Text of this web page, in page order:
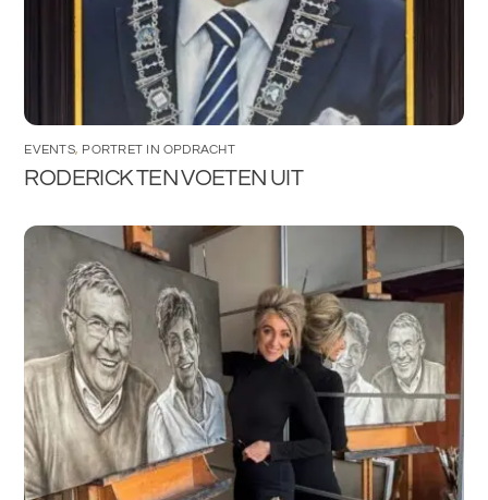
EVENTS, PORTRET IN OPDRACHT
RODERICK TEN VOETEN UIT